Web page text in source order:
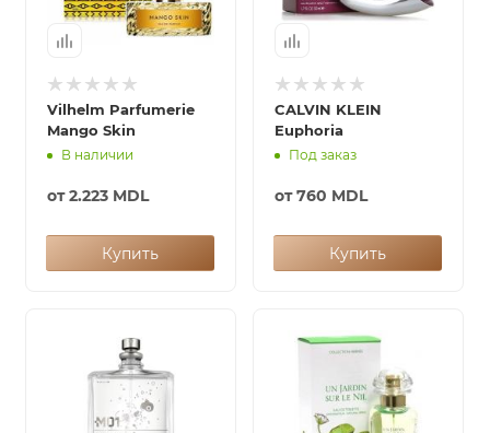
Vilhelm Parfumerie
Mango Skin
В наличии
от2.223 MDL
Купить
CALVIN KLEIN
Euphoria
Под заказ
от760 MDL
Купить